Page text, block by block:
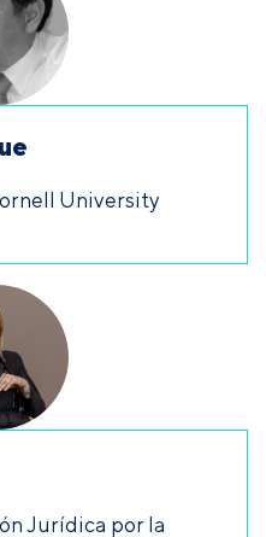
University
Jurídica por la